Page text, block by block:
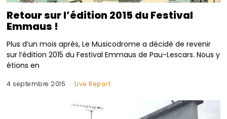
Retour sur l’édition 2015 du Festival
Emmaus !
Plus d’un mois après, Le Musicodrome a décidé de revenir
sur l’édition 2015 du Festival Emmaus de Pau-Lescars. Nous y
étions en
4 septembre 2015 Live Report